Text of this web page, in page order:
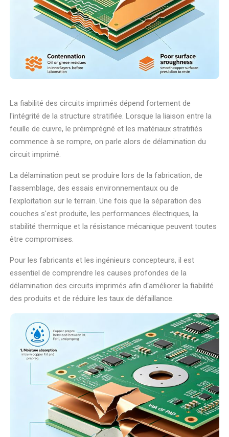
La fiabilité des circuits imprimés dépend fortement de
l'intégrité de la structure stratifiée. Lorsque la liaison entre la
feuille de cuivre, le préimprégné et les matériaux stratifiés
commence à se rompre, on parle alors de délamination du
circuit imprimé.
La délamination peut se produire lors de la fabrication, de
l'assemblage, des essais environnementaux ou de
l'exploitation sur le terrain. Une fois que la séparation des
couches s'est produite, les performances électriques, la
stabilité thermique et la résistance mécanique peuvent toutes
être compromises.
Pour les fabricants et les ingénieurs concepteurs, il est
essentiel de comprendre les causes profondes de la
délamination des circuits imprimés afin d'améliorer la fiabilité
des produits et de réduire les taux de défaillance.